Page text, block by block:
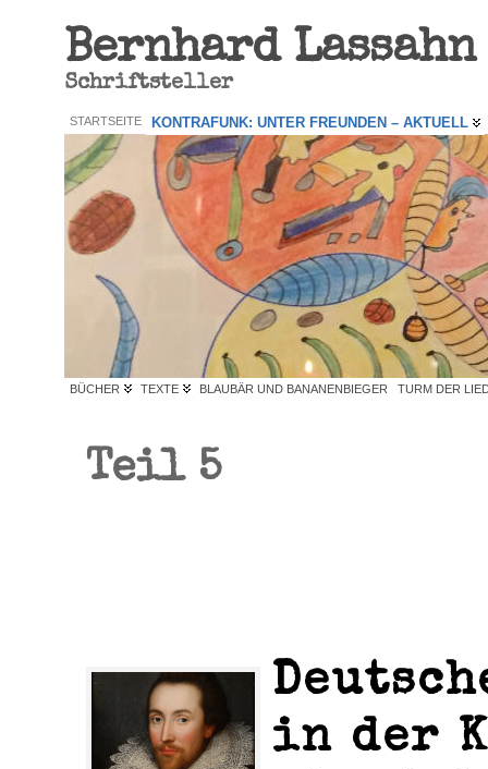
Bernhard Lassahn
Schriftsteller
STARTSEITE KONTRAFUNK: UNTER FREUNDEN – AKTUELL
BÜCHER TEXTE BLAUBÄR UND BANANENBIEGER TURM DER
Teil 5
in der